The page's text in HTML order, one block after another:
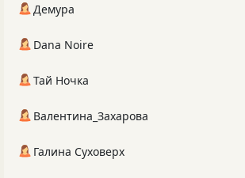
Демура
Dana Noire
Тай Ночка
Валентина_Захарова
Галина Суховерх